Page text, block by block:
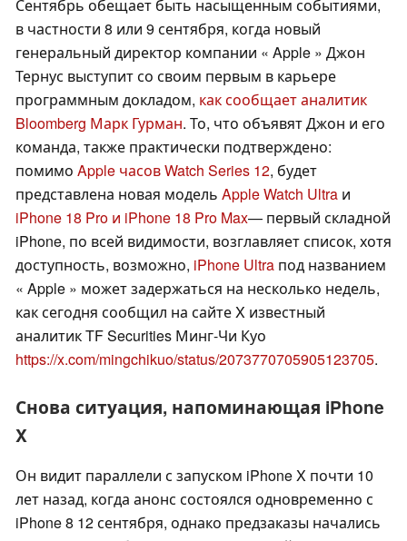
Сентябрь обещает быть насыщенным событиями,
в частности 8 или 9 сентября, когда новый
генеральный директор компании « Apple » Джон
Тернус выступит со своим первым в карьере
программным докладом, как сообщает аналитик
Bloomberg Марк Гурман. То, что объявят Джон и его
команда, также практически подтверждено:
помимо Apple часов Watch Series 12, будет
представлена новая модель Apple Watch Ultra и
iPhone 18 Pro и iPhone 18 Pro Max— первый складной
iPhone, по всей видимости, возглавляет список, хотя
доступность, возможно, iPhone Ultra под названием
« Apple » может задержаться на несколько недель,
как сегодня сообщил на сайте X известный
аналитик TF Securities Минг-Чи Куо
https://x.com/mingchikuo/status/2073770705905123705.
Снова ситуация, напоминающая iPhone
X
Он видит параллели с запуском iPhone X почти 10
лет назад, когда анонс состоялся одновременно с
iPhone 8 12 сентября, однако предзаказы начались